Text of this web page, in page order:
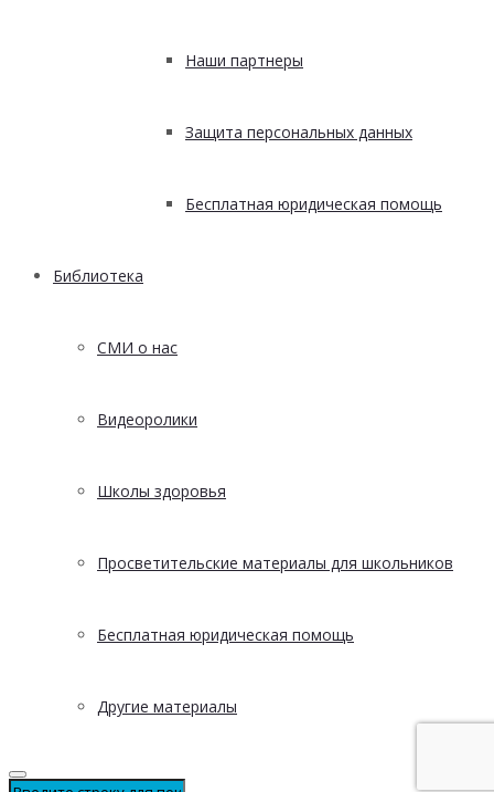
Наши партнеры
Защита персональных данных
Бесплатная юридическая помощь
Библиотека
СМИ о нас
Видеоролики
Школы здоровья
Просветительские материалы для школьников
Бесплатная юридическая помощь
Другие материалы